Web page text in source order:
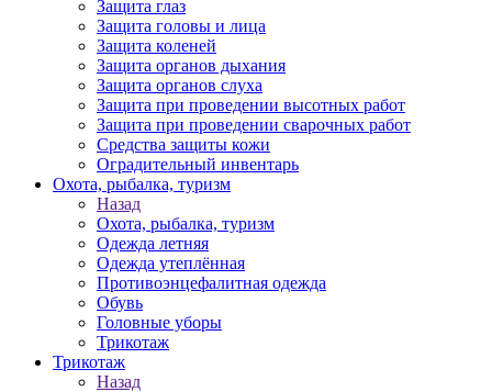
Защита глаз
Защита головы и лица
Защита коленей
Защита органов дыхания
Защита органов слуха
Защита при проведении высотных работ
Защита при проведении сварочных работ
Средства защиты кожи
Оградительный инвентарь
Охота, рыбалка, туризм
Назад
Охота, рыбалка, туризм
Одежда летняя
Одежда утеплённая
Противоэнцефалитная одежда
Обувь
Головные уборы
Трикотаж
Трикотаж
Назад